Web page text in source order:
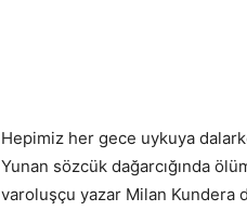
Hepimiz her gece uykuya
Yunan sözcük dağarcığında
varoluşçu yazar Milan Kundera